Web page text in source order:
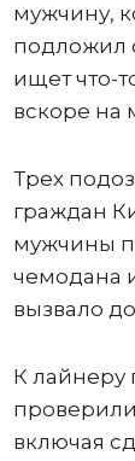
мужчину,
подложил
ищет что-
вскоре на
Трех
граждан
мужчины
чемодана
вызвало
К лайнеру
включая